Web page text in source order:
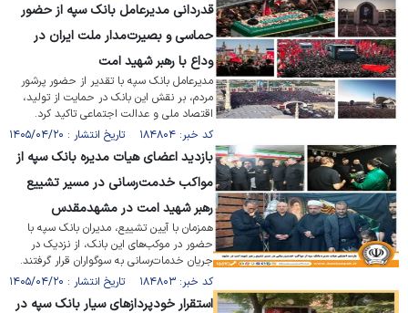
قدردانی مدیرعامل بانک سپه از حضور
حماسی و بصیرت‌مدار ملت ایران در
وداع با رهبر شهید امت
مدیرعامل بانک سپه با تقدیر از حضور پرشور
مردم، بر نقش این بانک در حمایت از تولید،
اقتصاد ملی و عدالت اجتماعی تاکید کرد.
کد خبر: ۱۸۴۸۰۴ تاریخ انتشار : ۱۴۰۵/۰۴/۲۰
بازدید اعضای هیات مدیره بانک سپه از
مواکب خدمت‌رسانی در مسیر تشییع
رهبر شهید امت در مشهدمقدس
همزمان با آیین تشییع، مدیران بانک سپه با
حضور در موکب‌های این بانک، از نزدیک در
جریان خدمات‌رسانی به سوگواران قرار گرفتند.
کد خبر: ۱۸۴۸۰۳ تاریخ انتشار : ۱۴۰۵/۰۴/۲۰
استقرار خودپرداز‌های سیار بانک سپه در